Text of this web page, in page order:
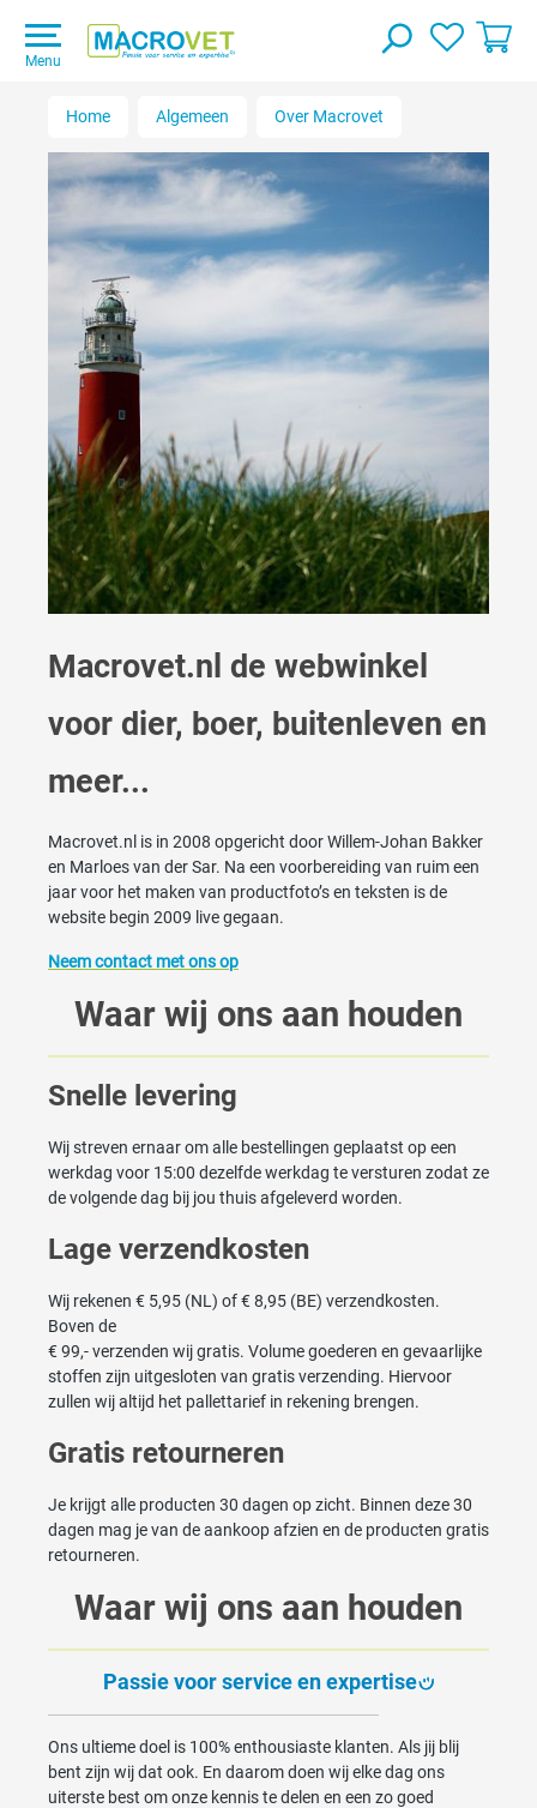
Menu
Home Algemeen Over Macrovet
Macrovet.nl de webwinkel
voor dier, boer, buitenleven en
meer...
Macrovet.nl is in 2008 opgericht door Willem-Johan Bakker
en Marloes van der Sar. Na een voorbereiding van ruim een
jaar voor het maken van productfoto’s en teksten is de
website begin 2009 live gegaan.
Neem contact met ons op
Waar wij ons aan houden
Snelle levering
Wij streven ernaar om alle bestellingen geplaatst op een
werkdag voor 15:00 dezelfde werkdag te versturen zodat ze
de volgende dag bij jou thuis afgeleverd worden.
Lage verzendkosten
Wij rekenen € 5,95 (NL) of € 8,95 (BE) verzendkosten.
Boven de
€ 99,- verzenden wij gratis. Volume goederen en gevaarlijke
stoffen zijn uitgesloten van gratis verzending. Hiervoor
zullen wij altijd het pallettarief in rekening brengen.
Gratis retourneren
Je krijgt alle producten 30 dagen op zicht. Binnen deze 30
dagen mag je van de aankoop afzien en de producten gratis
retourneren.
Waar wij ons aan houden
Passie voor service en expertise
Ons ultieme doel is 100% enthousiaste klanten. Als jij blij
bent zijn wij dat ook. En daarom doen wij elke dag ons
uiterste best om onze kennis te delen en een zo goed